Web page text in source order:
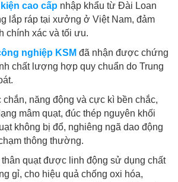
kiện cao cấp nhập khẩu từ Đài Loan
lắp ráp tại xưởng ở Việt Nam, đảm
chính xác và tối ưu.
nghiệp KSM đã nhận được chứng
chất lượng hợp quy chuẩn do Trung
chắn, năng động và cực kì bền chắc,
mâm quạt, đúc thép nguyên khối
không bị đổ, nghiêng ngã dao động
thông thường.
thân quạt được linh động sử dụng chất
gỉ, cho hiệu quả chống oxi hóa,